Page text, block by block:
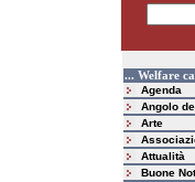
... Welfare
Agenda
Angolo
Arte
Attualità
Buone